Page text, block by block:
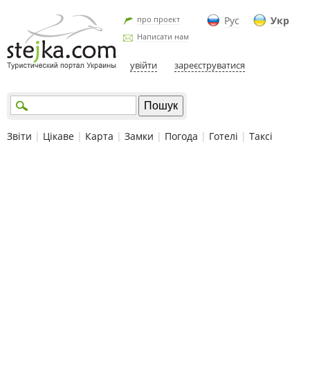
Рус Укр
про проект
Написати нам
увійти зареєструватися
Звіти | Цікаве | Карта | Замки | Погода | Готелі | Таксі